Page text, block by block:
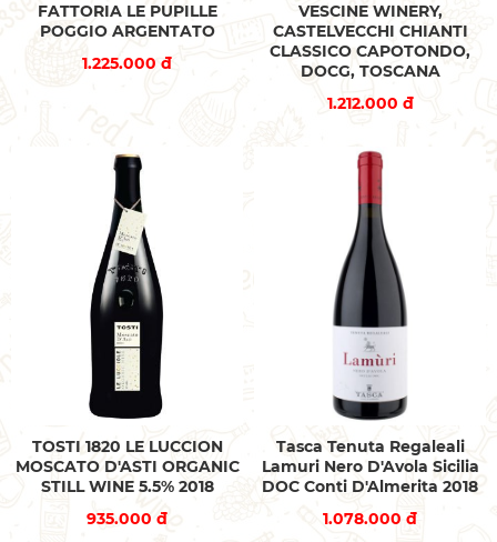
FATTORIA LE PUPILLE
POGGIO ARGENTATO
1.225.000 đ
VESCINE WINERY,
CASTELVECCHI CHIANTI
CLASSICO CAPOTONDO,
DOCG, TOSCANA
1.212.000 đ
TOSTI 1820 LE LUCCION
MOSCATO D'ASTI ORGANIC
STILL WINE 5.5% 2018
935.000 đ
Tasca Tenuta Regaleali
Lamuri Nero D'Avola Sicilia
DOC Conti D'Almerita 2018
1.078.000 đ